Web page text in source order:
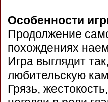
Особенности
Продолжение
похождениях
Игра выглядит
любительскую
Грязь,